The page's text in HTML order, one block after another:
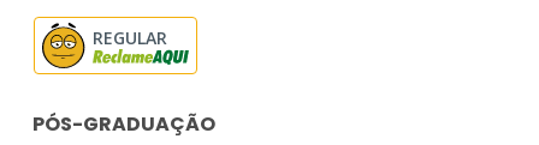
REGULAR
PÓS-GRADUAÇÃO